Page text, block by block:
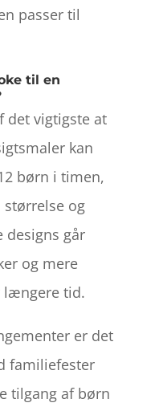
passer til
til en
det vigtigste at
kan
børn i timen,
og
designs går
og mere
længere tid.
er det
familiefester
tilgang af børn